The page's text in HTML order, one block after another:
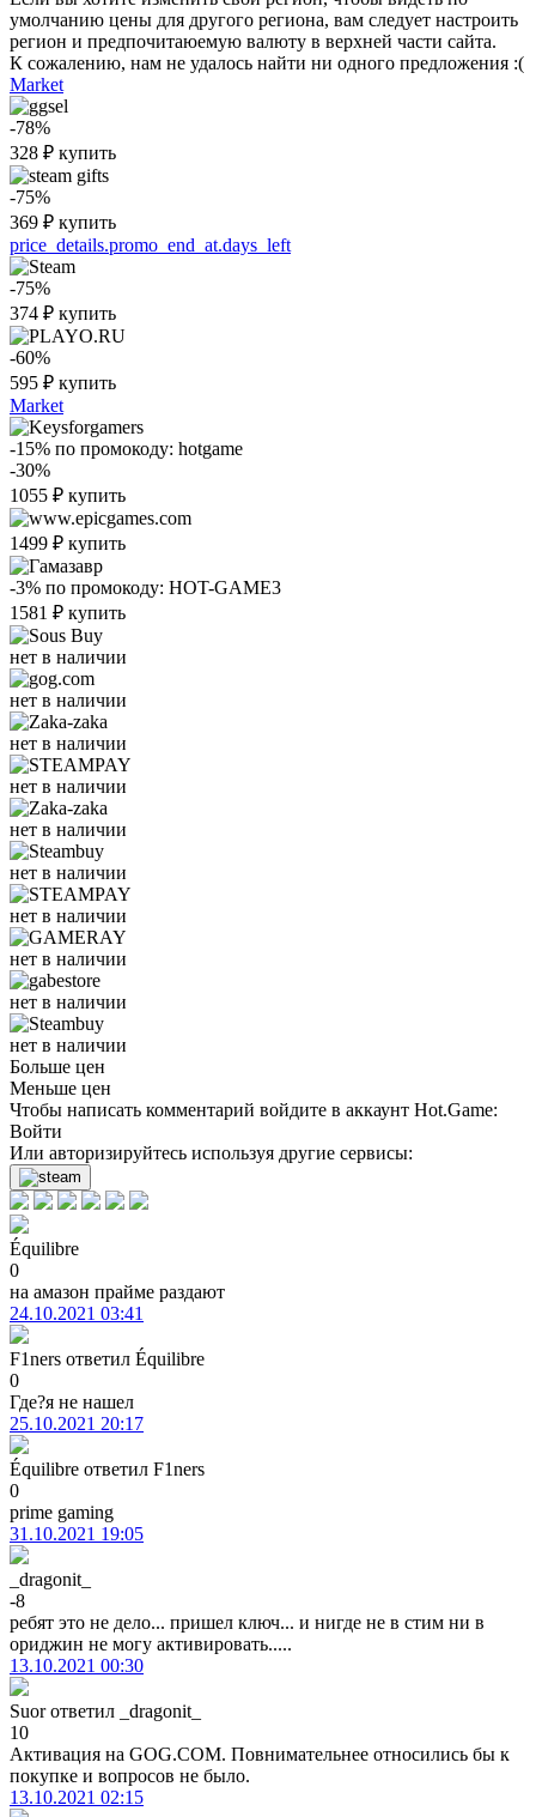
умолчанию цены для другого региона, вам следует настроить
регион и предпочитаюемую валюту в верхней части сайта.
К сожалению, нам не удалось найти ни одного предложения :(
Market
-78%
328 ₽ купить
-75%
369 ₽ купить
price_details.promo_end_at.days_left
-75%
374 ₽ купить
-60%
595 ₽ купить
Market
-15% по промокоду: hotgame
-30%
1055 ₽ купить
1499 ₽ купить
-3% по промокоду: HOT-GAME3
1581 ₽ купить
нет в наличии
нет в наличии
нет в наличии
нет в наличии
нет в наличии
нет в наличии
нет в наличии
нет в наличии
нет в наличии
нет в наличии
Больше цен
Меньше цен
Чтобы написать комментарий войдите в аккаунт Hot.Game:
Войти
Или авторизируйтесь используя другие сервисы:
Équilibre
0
на амазон прайме раздают
24.10.2021 03:41
F1ners ответил Équilibre
0
Где?я не нашел
25.10.2021 20:17
Équilibre ответил F1ners
0
prime gaming
31.10.2021 19:05
_dragonit_
-8
ребят это не дело... пришел ключ... и нигде не в стим ни в
ориджин не могу активировать.....
13.10.2021 00:30
Suor ответил _dragonit_
10
Активация на GOG.COM. Повнимательнее относились бы к
покупке и вопросов не было.
13.10.2021 02:15